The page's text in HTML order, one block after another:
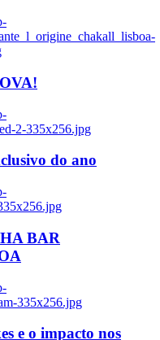
2-335x256.jpg
do ano
BAR
335x256.jpg
e o impacto nos